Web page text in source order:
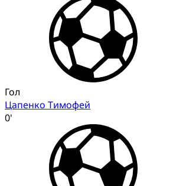
Гол
Цапенко Тимофей
0'